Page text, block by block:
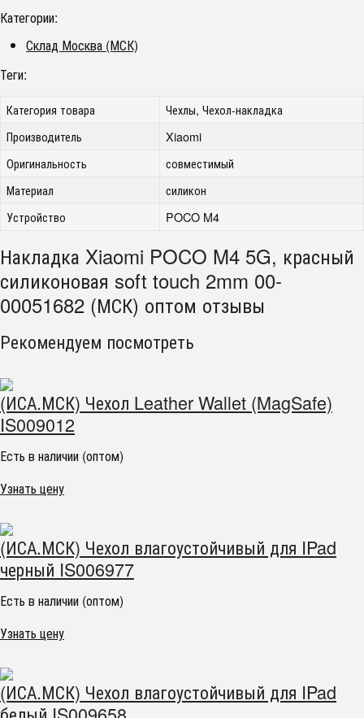
Категории:
Склад Москва (МСК)
Теги:
Категория товара
Чехлы, Чехол-накладка
Производитель
Xiaomi
Оригинальность
совместимый
Материал
силикон
Устройство
POCO M4
Накладка Xiaomi POCO M4 5G, красный
силиконовая soft touch 2mm 00-
00051682 (МСК) оптом отзывы
Рекомендуем посмотреть
(ИСА.МСК) Чехол Leather Wallet (MagSafe)
IS009012
Есть в наличии (оптом)
Узнать цену
(ИСА.МСК) Чехол влагоустойчивый для IPad
черный IS006977
Есть в наличии (оптом)
Узнать цену
(ИСА.МСК) Чехол влагоустойчивый для IPad